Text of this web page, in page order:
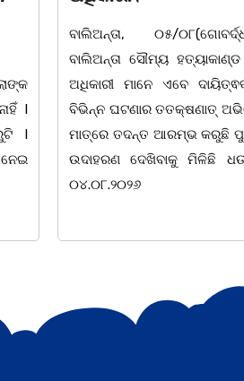
l
l
ନେଇ
ବାଲିଅନ୍ତା, ୦୫/
ବାଲିଅନ୍ତା ସୌମ୍ୟ
ଅଧିକାରୀ ମାନେ ଏବେ
ବିଭିନ୍ନ ଘଟଣାର ତତକ୍ଷଣାତ୍
ମାତ୍ରେ ତଦନ୍ତ ଆରମ୍ଭ କରୁଛି
ଉଦାହରଣ ଦେଖିବାକୁ ମିଳିଛି
୦୪.୦୮.୨୦୨୬